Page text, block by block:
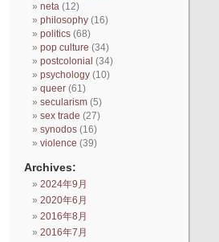
neta (12)
philosophy (16)
politics (68)
pop culture (34)
postcolonial (34)
psychology (10)
queer (61)
secularism (5)
sex trade (27)
synodos (16)
violence (39)
Archives:
2024年9月
2020年6月
2016年8月
2016年7月